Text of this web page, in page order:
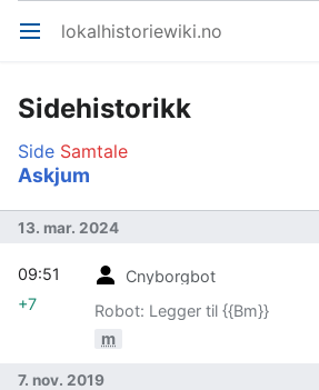
Åpne hovedmenyen lokalhistoriewiki.no
Sidehistorikk
Side Samtale
Askjum
13. mar. 2024
Cnyborgbot
Robot: Legger til {{Bm}}
m
09:51
+7
7. nov. 2019